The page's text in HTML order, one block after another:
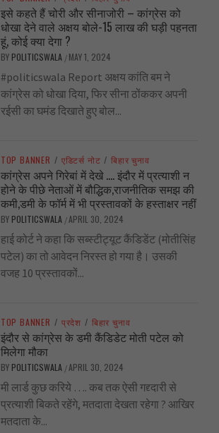
इसे कहते हैं चोरी और सीनाजोरी – कांग्रेस को
धोखा देने वाले अक्षय बोले-15 लाख की घड़ी पहनता
हूं, कोई क्या देगा ?
BY POLITICSWALA / MAY 1, 2024
#politicswala Report अक्षय कांति बम ने
कांग्रेस को धोखा दिया, फिर सीना ठोंककर अपनी
रईसी का घमंड दिखाते हुए बोल...
TOP BANNER / एडिटर्स नोट / बिहार चुनाव
कांग्रेस अपने गिरेबां में देखे …. इंदौर में प्रत्याशी न
होने के पीछे नेताओं में बौद्धिक,राजनीतिक समझ की
कमी,डमी के फॉर्म में भी प्रस्तावकों के हस्ताक्षर नहीं
BY POLITICSWALA /APRIL 30, 2024
हाई कोर्ट ने कहा कि सब्स्टीट्यूट कैंडिडेंट (मोतीसिंह
पटेल) का तो आवेदन निरस्त हो गया है। उसकी
वजह 10 प्रस्तावकों...
TOP BANNER / प्रदेश / बिहार चुनाव
इंदौर से कांग्रेस के डमी कैंडिडेट मोती पटेल को
मिलेगा मौका
BY POLITICSWALA /APRIL 30, 2024
मी लार्ड कुछ करिये …. कब तक ऐसी गद्द्दारी से
प्रत्याशी बिकते रहेंगे, मतदाता देखता रहेगा ? आखिर
मतदाता के...